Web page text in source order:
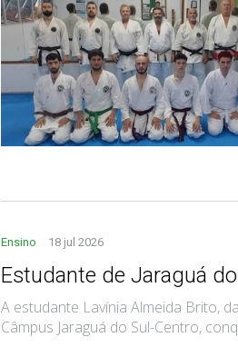
Ensino 18 jul 2026
Estudante de Jaraguá
A estudante Lavínia Almeida Brito,
Câmpus Jaraguá do Sul-Centro,